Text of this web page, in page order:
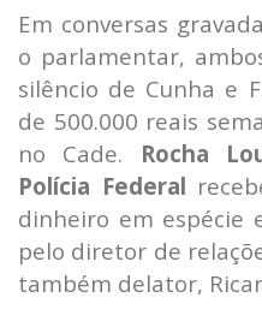
Em conversas
o parlamentar,
silêncio de Cunha e
de 500.000 reais
no Cade. Rocha
Polícia Federal
dinheiro em espécie
pelo diretor de
também delator,